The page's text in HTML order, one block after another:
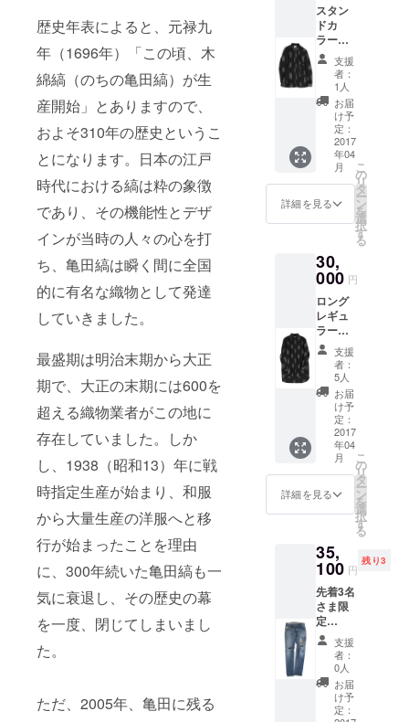
歴史年表によると、元禄九
年（1696年）「この頃、木
綿縞（のちの亀田縞）が生
産開始」とありますので、
およそ310年の歴史というこ
とになります。日本の江戸
時代における縞は粋の象徴
であり、その機能性とデザ
インが当時の人々の心を打
ち、亀田縞は瞬く間に全国
的に有名な織物として発達
していきました。
最盛期は明治末期から大正
期で、大正の末期には600を
超える織物業者がこの地に
存在していました。しか
し、1938（昭和13）年に戦
時指定生産が始まり、和服
から大量生産の洋服へと移
行が始まったことを理由
に、300年続いた亀田縞も一
気に衰退し、その歴史の幕
を一度、閉じてしまいまし
た。
ただ、2005年、亀田に残る
スタン
ドカ
ラー
シャツ
(税込
み・送
料込み)
サイズ
はS・
M・Lか
らお選
びいた
だけま
す。
支援
者：
1人
お届
け予
定：
2017
年04
月
詳細を見る
こ
の
リ
タ
ー
ン
を
選
択
す
る
30,
000 円
ロング
レギュ
ラーカ
ラー
シャツ
(税込
み・送
料込み)
サイズ
はS・
M・Lか
らお選
びいた
だけま
す。
支援
者：
5人
お届
け予
定：
2017
年04
月
詳細を見る
こ
の
リ
タ
ー
ン
を
選
択
す
る
35,
100 円
残り3
先着3名
さま限
定
10%OF
F カス
タムク
ラッ
シュデ
ニム
支援
者：
0人
お届
け予
定：